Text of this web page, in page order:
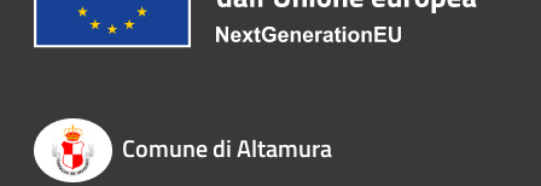
Comune di Altamura